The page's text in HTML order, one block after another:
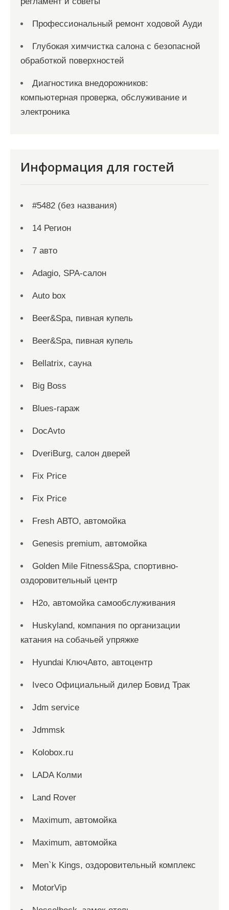
Профессиональный ремонт ходовой Ауди
Глубокая химчистка салона с безопасной
обработкой поверхностей
Диагностика внедорожников:
компьютерная проверка, обслуживание и
электроника
Информация для гостей
#5482 (без названия)
14 Регион
7 авто
Adagio, SPA-салон
Auto box
Beer&Spa, пивная купель
Beer&Spa, пивная купель
Bellatrix, сауна
Big Boss
Blues-гараж
DocAvto
DveriBurg, салон дверей
Fix Price
Fix Price
Fresh АВТО, автомойка
Genesis premium, автомойка
Golden Mile Fitness&Spa, спортивно-
оздоровительный центр
H2o, автомойка самообслуживания
Huskyland, компания по организации
катания на собачьей упряжке
Hyundai КлючАвто, автоцентр
Iveco Официальный дилер Бовид Трак
Jdm service
Jdmmsk
Kolobox.ru
LADA Колми
Land Rover
Maximum, автомойка
Maximum, автомойка
Men`k Kings, оздоровительный комплекс
MotorVip